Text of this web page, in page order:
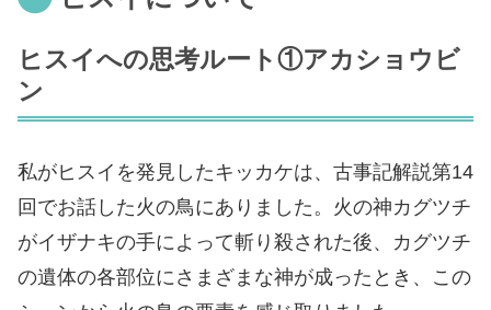
ヒスイへの思考ルート①アカショウビ
ン
私がヒスイを発見したキッカケは、古事記解説第14
回でお話した火の鳥にありました。火の神カグツチ
がイザナキの手によって斬り殺された後、カグツチ
の遺体の各部位にさまざまな神が成ったとき、この